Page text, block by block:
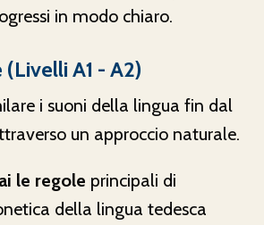
in modo chiaro.
A1 - A2)
i suoni della lingua fin dal
un approccio naturale.
le regole principali di
della lingua tedesca